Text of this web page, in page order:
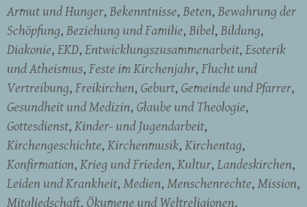
Armut und Hunger Bekenntnisse Beten Bewahrung der
Schöpfung Beziehung und Familie Bibel Bildung
Diakonie EKD Entwicklungszusammenarbeit Esoterik
und Atheismus Feste im Kirchenjahr Flucht und
Vertreibung Freikirchen Geburt Gemeinde und Pfarrer
Gesundheit und Medizin Glaube und Theologie
Gottesdienst Kinder- und Jugendarbeit
Kirchengeschichte Kirchenmusik Kirchentag
Konfirmation Krieg und Frieden Kultur Landeskirchen
Leiden und Krankheit Medien Menschenrechte Mission
Mitgliedschaft Ökumene und Weltreligionen